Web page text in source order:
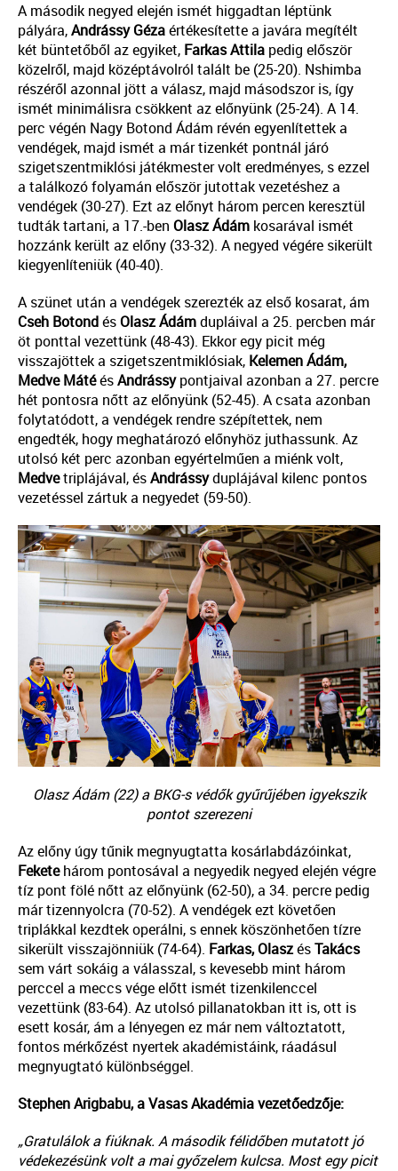
A második negyed elején ismét higgadtan léptünk
pályára,Andrássy Gézaértékesítette a javára megítélt
két büntetőből az egyiket, FarkasAttila pedig először
közelről, majd középtávolról talált be (25-20). Nshimba
részéről azonnal jött a válasz, majd másodszor is, így
ismét minimálisra csökkent az előnyünk (25-24). A 14.
perc végén Nagy Botond Ádám révén egyenlítettek a
vendégek, majd ismét a már tizenkét pontnál járó
szigetszentmiklósi játékmester volt eredményes, s ezzel
a találkozó folyamán először jutottak vezetéshez a
vendégek (30-27). Ezt az előnyt három percen keresztül
tudták tartani, a 17.-ben OlaszÁdám kosarával ismét
hozzánk került az előny (33-32). A negyed végére sikerült
kiegyenlíteniük (40-40).
A szünet után a vendégek szerezték az első kosarat, ám
Cseh BotondésOlasz Ádámdupláival a 25. percben már
öt ponttal vezettünk (48-43). Ekkor egy picit még
visszajöttek a szigetszentmiklósiak, Kelemen Ádám,
Medve MátéésAndrássypontjaival azonban a 27. percre
hét pontosra nőtt az előnyünk (52-45). A csata azonban
folytatódott, a vendégek rendre szépítettek, nem
engedték, hogy meghatározó előnyhöz juthassunk. Az
utolsó két perc azonban egyértelműen a miénk volt,
Medvetriplájával, ésAndrássyduplájával kilenc pontos
vezetéssel zártuk a negyedet (59-50).
Olasz Ádám (22) a BKG-s védők gyűrűjében igyekszik
pontot szerezeni
Az előny úgy tűnik megnyugtatta kosárlabdázóinkat,
Feketehárom pontosával a negyedik negyed elején végre
tíz pont fölé nőtt az előnyünk (62-50), a 34. percre pedig
már tizennyolcra (70-52). A vendégek ezt követően
triplákkal kezdtek operálni, s ennek köszönhetően tízre
sikerült visszajönniük (74-64). Farkas, OlaszésTakács
sem várt sokáig a válasszal, s kevesebb mint három
perccel a meccs vége előtt ismét tizenkilenccel
vezettünk (83-64). Az utolsó pillanatokban itt is, ott is
esett kosár, ám a lényegen ez már nem változtatott,
fontos mérkőzést nyertek akadémistáink, ráadásul
megnyugtató különbséggel.
Stephen Arigbabu, a Vasas Akadémia vezetőedzője:
„Gratulálok a fiúknak. A második félidőben mutatott jó
védekezésünk volt a mai győzelem kulcsa. Most egy picit